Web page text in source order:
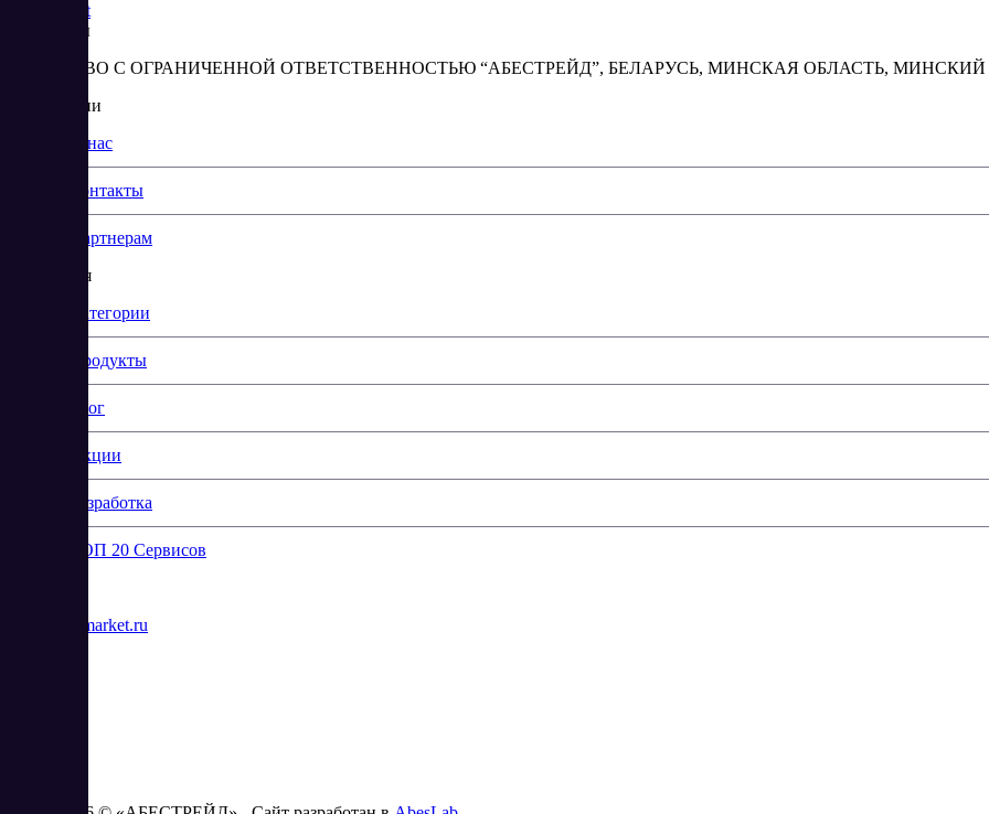
Market
Реквизиты
ОБЩЕСТВО С ОГРАНИЧЕННОЙ ОТВЕТСТВЕННОСТЬЮ “АБЕСТРЕЙД”, БЕЛАРУСЬ, МИНСКАЯ ОБЛАСТЬ, МИНСКИЙ
О компании
О нас
Контакты
Партнерам
Навигация
Категории
Продукты
Блог
Акции
Разработка
ТОП 20 Сервисов
info@saasmarket.ru